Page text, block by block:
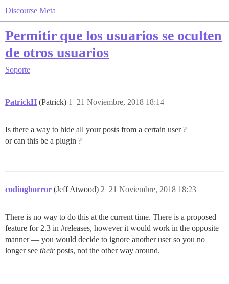
Discourse Meta
Permitir que los usuarios se oculten
de otros usuarios
Soporte
PatrickH (Patrick) 21 Noviembre, 2018 18:14
1
Is there a way to hide all your posts from a certain user ?
or can this be a plugin ?
codinghorror (Jeff Atwood) 21 Noviembre, 2018 18:23
2
There is no way to do this at the current time. There is a proposed
feature for 2.3 in #releases, however it would work in the opposite
manner — you would decide to ignore another user so you no
longer see theirposts, not the other way around.